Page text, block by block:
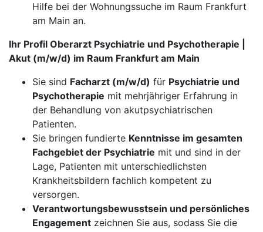
Hilfe bei der Wohnungssuche im Raum Frankfurt
am Main an.
Ihr Profil Oberarzt Psychiatrie und Psychotherapie |
Akut (m/w/d) im Raum Frankfurt am Main
Sie sind Facharzt (m/w/d) für Psychiatrie und
Psychotherapie mit mehrjähriger Erfahrung in
der Behandlung von akutpsychiatrischen
Patienten.
Sie bringen fundierte Kenntnisse im gesamten
Fachgebiet der Psychiatrie mit und sind in der
Lage, Patienten mit unterschiedlichsten
Krankheitsbildern fachlich kompetent zu
versorgen.
Verantwortungsbewusstsein und persönliches
Engagement zeichnen Sie aus, sodass Sie die